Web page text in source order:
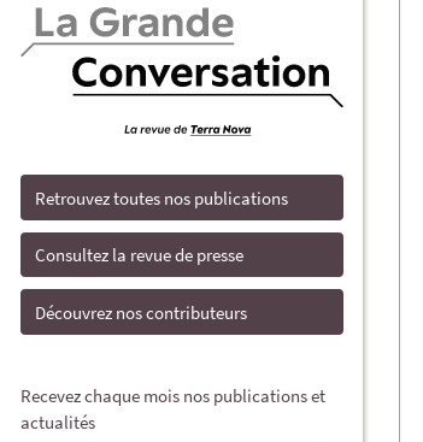
Retrouvez toutes nos publications
Consultez la revue de presse
Découvrez nos contributeurs
Recevez chaque mois nos publications et
actualités